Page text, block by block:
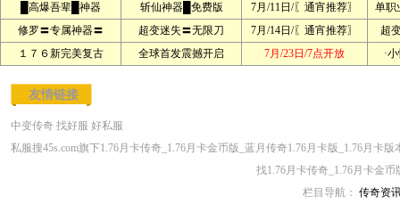
█高爆吾辈█神器
斩仙神器█免费版 7月/11日/〖通宵推荐〗
单职
修罗〓专属神器〓
超变迷失〓无限刀 7月/14日/〖通宵推荐〗
超
１７６新完美复古
全球首发震撼开启 7月/23日/7点开放 ·
友情链接
中变传奇 找好服 好私服
私服搜45s.com旗下1.76月卡传奇_1.76月卡金币版_蓝月传奇1.76月卡版_1.76月卡
找1.76月卡传奇_1.76月卡金
栏目导航： 传奇资